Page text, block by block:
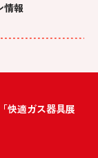
情報
快適ガス器具展